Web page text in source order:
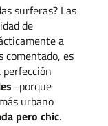
surferas? Las
de
a
comentado, es
-porque
urbano
pero chic.